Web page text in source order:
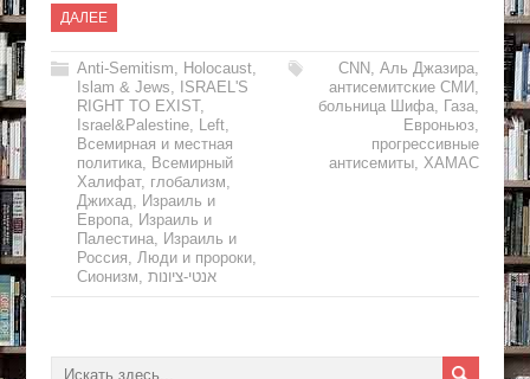
ДАЛЕЕ
Anti-Semitism, Holocaust,
Islam & Jews,
ISRAEL'S
RIGHT TO EXIST,
Israel&Palestine, Left,
Всемирная и местная
политика, Всемирный
Халифат, глобализм,
Джихад, Израиль и
Европа, Израиль и
Палестина, Израиль и
Россия, Люди и пророки,
Сионизм, אנטי-ציונות
CNN,Аль Джазира,
антисемитские СМИ ,
больница Шифа, Газа,
Евроньюз,
прогрессивные
антисемиты,ХАМАС